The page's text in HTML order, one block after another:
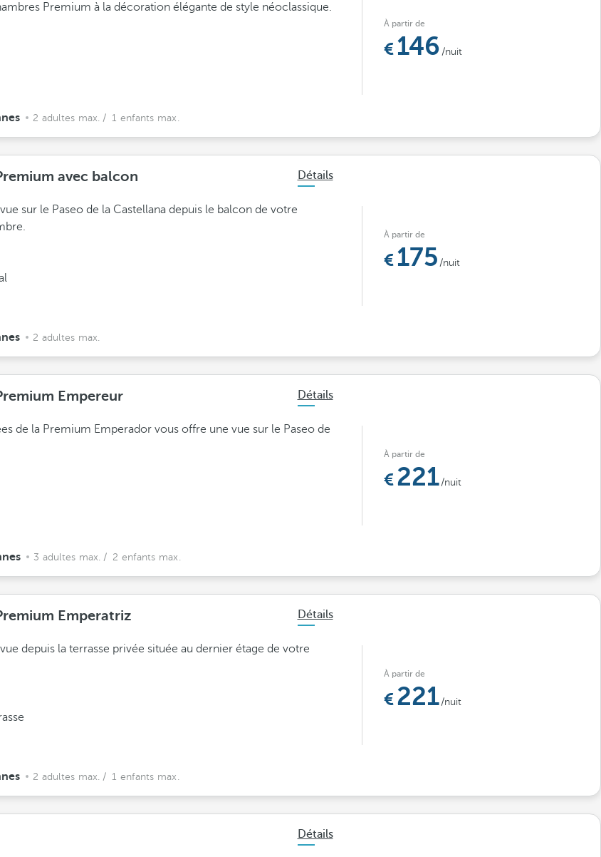
Premium à la décoration élégante de style néoclassique.
2 adultes max. / 1 enfants max.
À partir de
146 /nuit
avec balcon Détails
sur le Paseo de la Castellana depuis le balcon de votre
2 adultes max.
À partir de
175 /nuit
Empereur Détails
de la Premium Emperador vous offre une vue sur le Paseo de
3 adultes max. / 2 enfants max.
À partir de
221 /nuit
Emperatriz Détails
depuis la terrasse privée située au dernier étage de votre
2 adultes max. / 1 enfants max.
À partir de
221 /nuit
Détails